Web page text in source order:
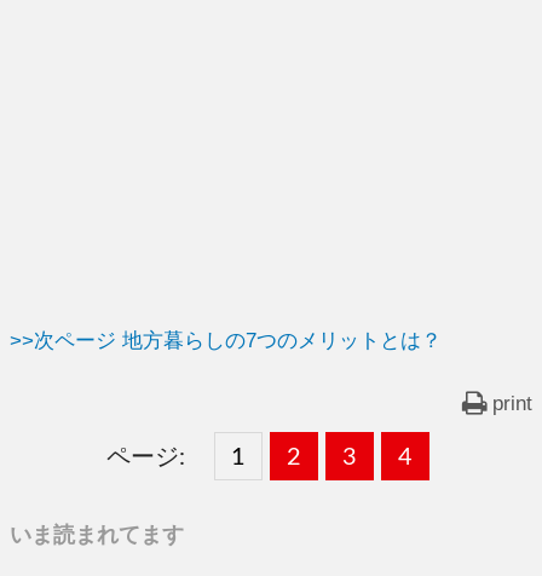
>>次ページ 地方暮らしの7つのメリットとは？
print
ページ:
固
1 ,
固
2 ,
固
3 ,
固
4
いま読まれてます